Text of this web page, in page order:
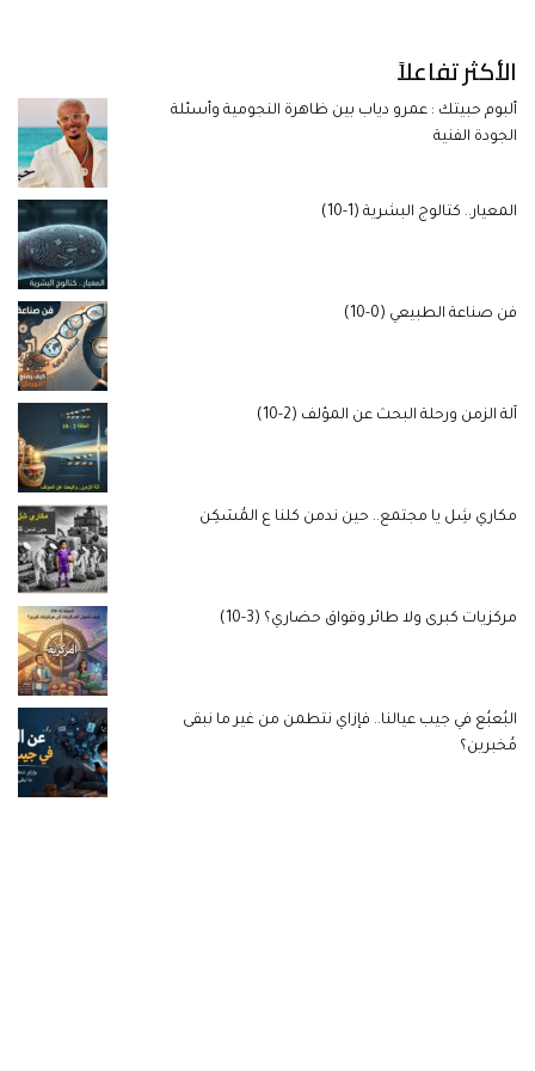
الأكثر تفاعلاً
ألبوم حبيتك : عمرو دياب بين ظاهرة النجومية وأسئلة
الجودة الفنية
المعيار.. كتالوج البشرية (1-10)
فن صناعة الطبيعي (0-10)
آلة الزمن ورحلة البحث عن المؤلف (2-10)
مكاري شِل يا مجتمع.. حين ندمن كلنا ع المُسَكِن
مركزيات كبرى ولا طائر وقواق حضاري؟ (3-10)
البُعبُع في جيب عيالنا.. فإزاي نتطمن من غير ما نبقى
مُخبرين؟